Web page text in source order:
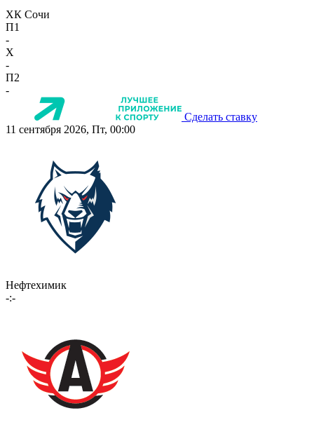
ХК Сочи
П1
-
X
-
П2
-
Сделать ставку
11 сентября 2026, Пт, 00:00
Нефтехимик
-:-